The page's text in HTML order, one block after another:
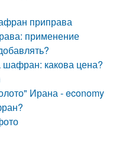
приправа
применение
какова цена?
Ирана - economy